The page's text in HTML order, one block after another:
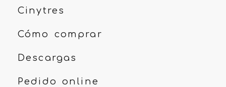
Cinytres
Cómo comprar
Descargas
Pedido online